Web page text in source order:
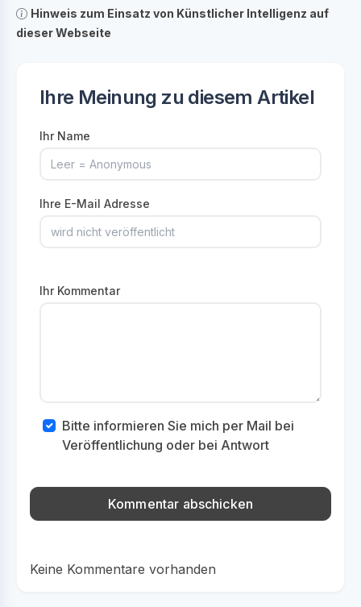
Hinweis zum Einsatz von Künstlicher Intelligenz auf
dieser Webseite
Ihre Meinung zu diesem Artikel
Ihr Name
Ihre E-Mail Adresse
Ihr Kommentar
Bitte informieren Sie mich per Mail bei
Veröffentlichung oder bei Antwort
Keine Kommentare vorhanden